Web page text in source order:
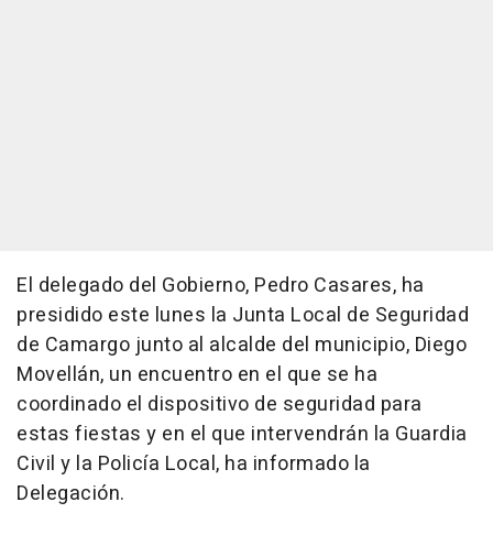
El delegado del Gobierno, Pedro Casares, ha
presidido este lunes la Junta Local de Seguridad
de Camargo junto al alcalde del municipio, Diego
Movellán, un encuentro en el que se ha
coordinado el dispositivo de seguridad para
estas fiestas y en el que intervendrán la Guardia
Civil y la Policía Local, ha informado la
Delegación.